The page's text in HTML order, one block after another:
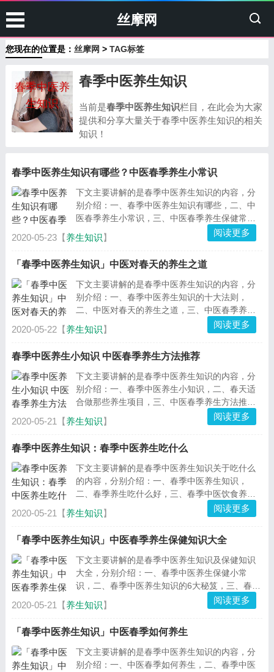
丝摩网
您现在的位置是： 丝摩网 > TAG标签
春季中医养
生知识
春季中医养生知识
当前是春季中医养生知识栏目，在此会为大家
提供和分享大量关于春季中医养生知识的相关
知识！
春季中医养生知识有哪些？中医春季养生小常识
下文主要讲解的是春季中医养生知识的内容，分
别介绍：一、春季中医养生知识有哪些，二、中
医春季养生小常识，三、中医春季养生保健常见
问题，四、春季中医养生禁忌有哪些，下面阅读
详细内容！...
2020-05-23【养生知识】 阅读更多
「春季中医养生知识」中医对春天的养生之道
下文主要讲解的是春季中医养生知识的内容，分
别介绍：一、春季中医养生知识的十大法则，
二、中医对春天的养生之道，三、中医春季养生
方法，四、春季中医养生的禁忌有哪些，下面阅
读详细内容！...
2020-05-22【养生知识】 阅读更多
春季中医养生小知识 中医春季养生方法推荐
下文主要讲解的是春季中医养生知识的内容，分
别介绍：一、春季中医养生小知识，二、春天适
合做那些养生项目，三、中医春季养生方法推
荐，四、春季中医养生饮食小知识，下面阅读详
细内...
2020-05-21【养生知识】 阅读更多
春季中医养生知识：春季中医养生吃什么
下文主要讲解的是春季中医养生知识关于吃什么
的内容，分别介绍：一、春季中医养生知识，
二、春季养生吃什么好，三、春季中医饮食养生
，四、春季中医养生如何选择食物，下面一起来
看详细内容！...
2020-05-21【养生知识】 阅读更多
「春季中医养生知识」中医春季养生保健知识大全
下文主要讲解的是春季中医养生知识及保健知识
大全，分别介绍：一、春季中医养生保健小常
识，二、春季中医养生知识的6大秘笈，三、春季
中医养生饮食知识，四、中医春季养生保健的方
法，五、中医推荐春季养生的重要方面，...
2020-05-21【养生知识】 阅读更多
「春季中医养生知识」中医春季如何养生
下文主要讲解的是春季中医养生知识的内容，分
别介绍：一、中医春季如何养生，二、春季中医